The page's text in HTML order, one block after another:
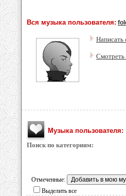
Вся музыка пользователя:
Написать
Смотреть
Музыка пользователя:
Поиск по категориям:
Отмеченные:
Выделить все